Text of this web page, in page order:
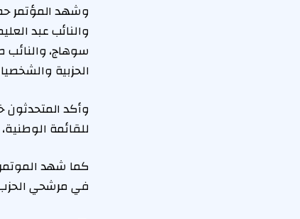
وشهد المؤتمر
والنائب عبد
سوهاج،
الحزبية
وأكد المتحدثون
للقائمة
كما شهد
في مرشحي الحزب